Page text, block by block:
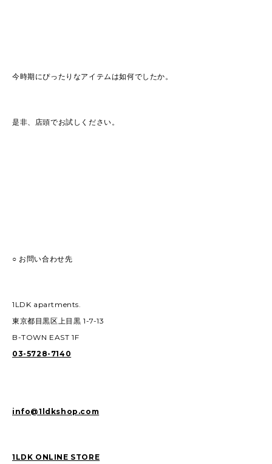
今時期にぴったりなアイテムは如何でしたか。
是非、店頭でお試しください。
○ お問い合わせ先
1LDK apartments.
東京都目黒区上目黒 1-7-13
B-TOWN EAST 1F
03-5728-7140
info@1ldkshop.com
1LDK ONLINE STORE